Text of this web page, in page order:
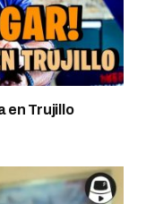
en Trujillo